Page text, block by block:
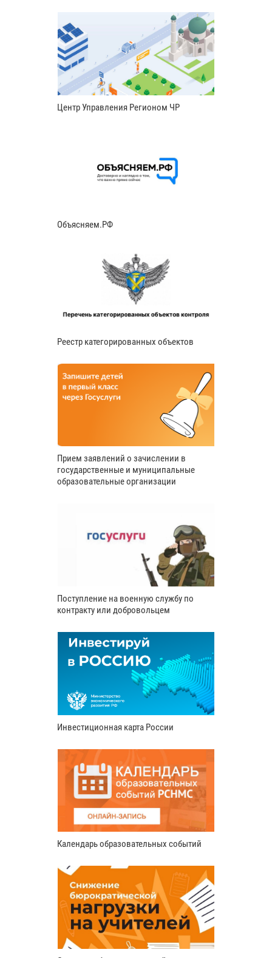
Центр Управления Регионом ЧР
Объясняем.РФ
Реестр категорированных объектов
Прием заявлений о зачислении в
государственные и муниципальные
образовательные организации
Поступление на военную службу по
контракту или добровольцем
Инвестиционная карта России
Календарь образовательных событий